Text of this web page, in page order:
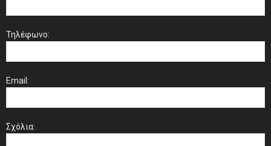
Τηλέφωνο:
Email:
Σχόλια: